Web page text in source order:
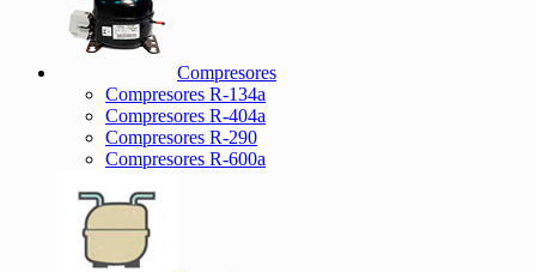
Compresores
Compresores R-134a
Compresores R-404a
Compresores R-290
Compresores R-600a